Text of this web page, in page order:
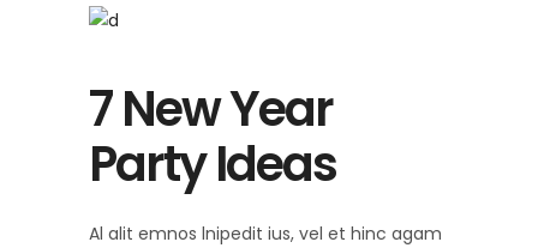
7 New Year
Party Ideas
Al alit emnos lnipedit ius, vel et hinc agam